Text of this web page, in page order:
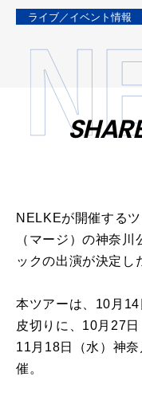
ライブ／イベント情報
NELKEが開催する
（マージ）の神奈
ックの出演が決定し
本ツアーは、10月
皮切りに、10月27
11月18日（水）神
催。